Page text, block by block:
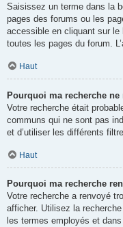
Saisissez un terme dans la
pages des forums ou les
accessible en cliquant sur le
toutes les pages du forum.
Haut
Pourquoi ma recherche
Votre recherche était
communs qui ne sont pas
et d’utiliser les différents
Haut
Pourquoi ma recherche
Votre recherche a renvoyé
afficher. Utilisez la
les termes employés et